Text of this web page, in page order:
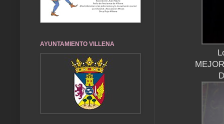
AYUNTAMIENTO VILLENA